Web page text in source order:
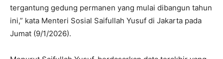
tergantung gedung permanen yang mulai dibangun tahun
ini,” kata Menteri Sosial Saifullah Yusuf di Jakarta pada
Jumat (9/1/2026).